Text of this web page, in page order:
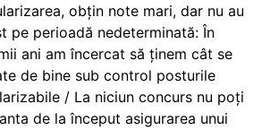
obțin note mari, dar nu au
pe perioadă nedeterminată: În
ani am încercat să ținem cât se
de bine sub control posturile
/ La niciun concurs nu poți
de la început asigurarea unui